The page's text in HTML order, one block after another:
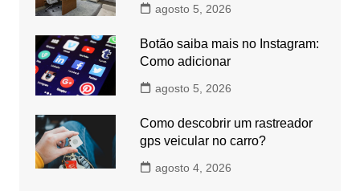
agosto 5, 2026
Botão saiba mais no Instagram:
Como adicionar
agosto 5, 2026
Como descobrir um rastreador
gps veicular no carro?
agosto 4, 2026